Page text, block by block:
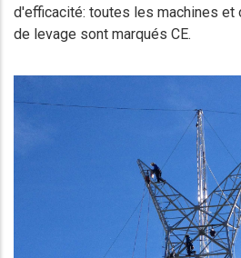
d'efficacité: toutes les machines et
de levage sont marqués CE.